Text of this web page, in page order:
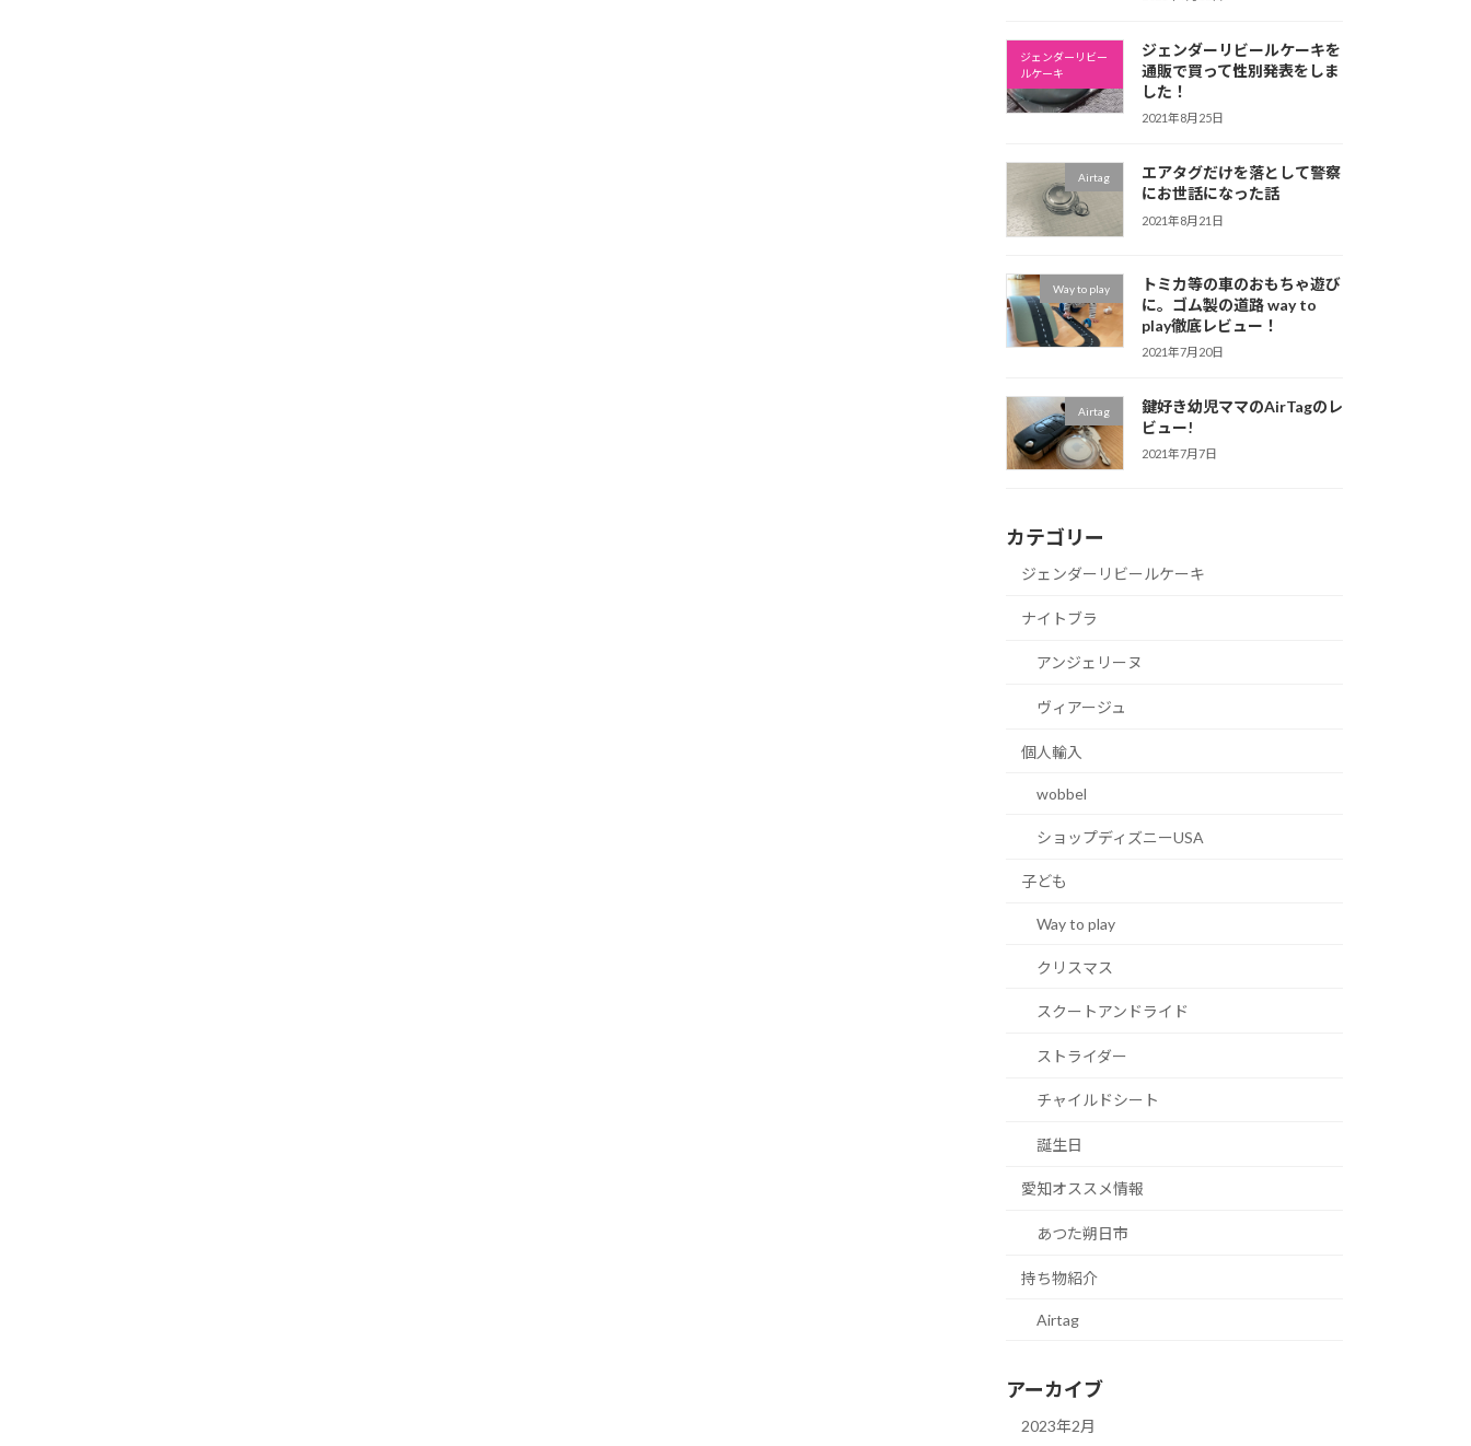
ジェンダーリビー
ルケーキ
ジェンダーリビールケーキを
通販で買って性別発表をしま
した！
2021年8月25日
Airtag
エアタグだけを落として警察
にお世話になった話
2021年8月21日
Way to play
トミカ等の車のおもちゃ遊び
に。ゴム製の道路 way to
play徹底レビュー！
2021年7月20日
Airtag
鍵好き幼児ママのAirTagのレ
ビュー!
2021年7月7日
カテゴリー
ジェンダーリビールケーキ
ナイトブラ
アンジェリーヌ
ヴィアージュ
個人輸入
wobbel
ショップディズニーUSA
子ども
Way to play
クリスマス
スクートアンドライド
ストライダー
チャイルドシート
誕生日
愛知オススメ情報
あつた朔日市
持ち物紹介
Airtag
アーカイブ
2023年2月